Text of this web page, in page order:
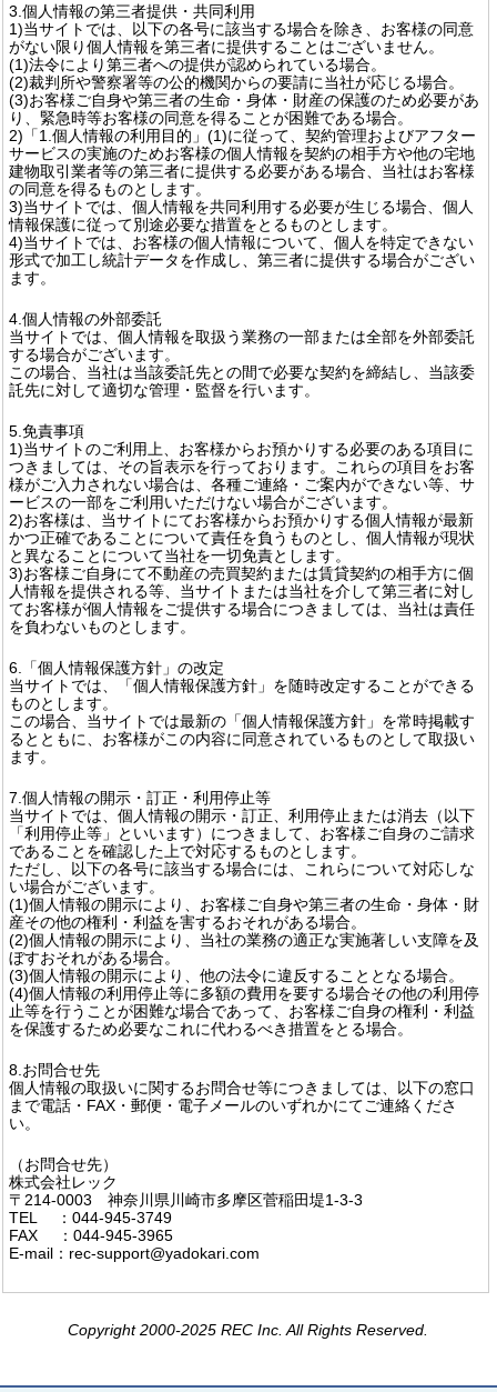
3.個人情報の第三者提供・共同利用
1)当サイトでは、以下の各号に該当する場合を除き、お客様の同意
がない限り個人情報を第三者に提供することはございません。
(1)法令により第三者への提供が認められている場合。
(2)裁判所や警察署等の公的機関からの要請に当社が応じる場合。
(3)お客様ご自身や第三者の生命・身体・財産の保護のため必要があ
り、緊急時等お客様の同意を得ることが困難である場合。
2)「1.個人情報の利用目的」(1)に従って、契約管理およびアフター
サービスの実施のためお客様の個人情報を契約の相手方や他の宅地
建物取引業者等の第三者に提供する必要がある場合、当社はお客様
の同意を得るものとします。
3)当サイトでは、個人情報を共同利用する必要が生じる場合、個人
情報保護に従って別途必要な措置をとるものとします。
4)当サイトでは、お客様の個人情報について、個人を特定できない
形式で加工し統計データを作成し、第三者に提供する場合がござい
ます。
4.個人情報の外部委託
当サイトでは、個人情報を取扱う業務の一部または全部を外部委託
する場合がございます。
この場合、当社は当該委託先との間で必要な契約を締結し、当該委
託先に対して適切な管理・監督を行います。
5.免責事項
1)当サイトのご利用上、お客様からお預かりする必要のある項目に
つきましては、その旨表示を行っております。これらの項目をお客
様がご入力されない場合は、各種ご連絡・ご案内ができない等、サ
ービスの一部をご利用いただけない場合がございます。
2)お客様は、当サイトにてお客様からお預かりする個人情報が最新
かつ正確であることについて責任を負うものとし、個人情報が現状
と異なることについて当社を一切免責とします。
3)お客様ご自身にて不動産の売買契約または賃貸契約の相手方に個
人情報を提供される等、当サイトまたは当社を介して第三者に対し
てお客様が個人情報をご提供する場合につきましては、当社は責任
を負わないものとします。
6.「個人情報保護方針」の改定
当サイトでは、「個人情報保護方針」を随時改定することができる
ものとします。
この場合、当サイトでは最新の「個人情報保護方針」を常時掲載す
るとともに、お客様がこの内容に同意されているものとして取扱い
ます。
7.個人情報の開示・訂正・利用停止等
当サイトでは、個人情報の開示・訂正、利用停止または消去（以下
「利用停止等」といいます）につきまして、お客様ご自身のご請求
であることを確認した上で対応するものとします。
ただし、以下の各号に該当する場合には、これらについて対応しな
い場合がございます。
(1)個人情報の開示により、お客様ご自身や第三者の生命・身体・財
産その他の権利・利益を害するおそれがある場合。
(2)個人情報の開示により、当社の業務の適正な実施著しい支障を及
ぼすおそれがある場合。
(3)個人情報の開示により、他の法令に違反することとなる場合。
(4)個人情報の利用停止等に多額の費用を要する場合その他の利用停
止等を行うことが困難な場合であって、お客様ご自身の権利・利益
を保護するため必要なこれに代わるべき措置をとる場合。
8.お問合せ先
個人情報の取扱いに関するお問合せ等につきましては、以下の窓口
まで電話・FAX・郵便・電子メールのいずれかにてご連絡くださ
い。
（お問合せ先）
株式会社レック
〒214-0003 神奈川県川崎市多摩区菅稲田堤1-3-3
TEL ：044-945-3749
FAX ：044-945-3965
E-mail：rec-support@yadokari.com
Copyright 2000-2025 REC Inc. All Rights Reserved.